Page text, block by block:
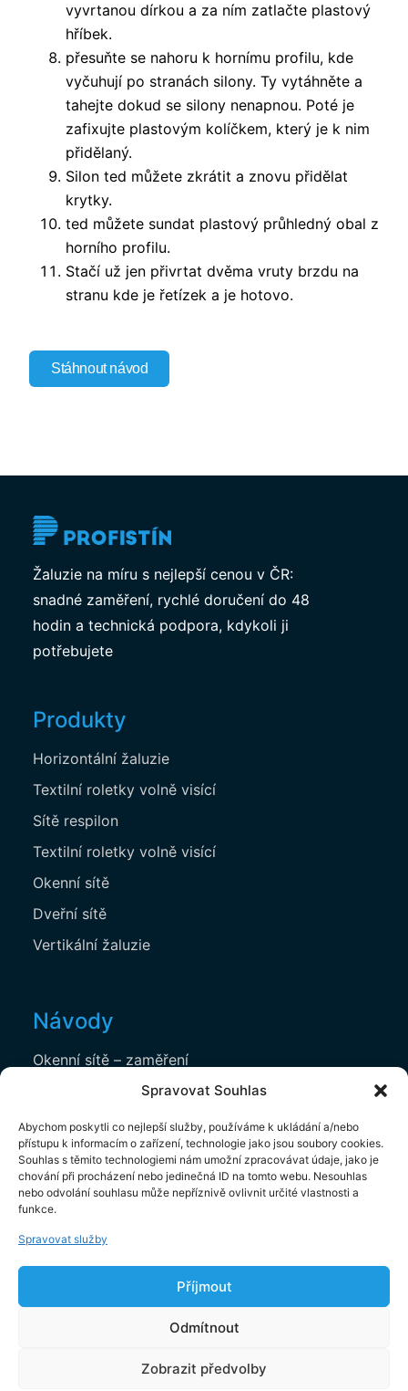
Spravovat Souhlas
Abychom poskytli co nejlepší služby, používáme k ukládání a/nebo
přístupu k informacím o zařízení, technologie jako jsou soubory cookies.
Souhlas s těmito technologiemi nám umožní zpracovávat údaje, jako je
chování při procházení nebo jedinečná ID na tomto webu. Nesouhlas
nebo odvolání souhlasu může nepříznivě ovlivnit určité vlastnosti a
funkce.
Spravovat služby
Příjmout
Odmítnout
Zobrazit předvolby
2
vyvrtanou dírkou a za ním zatlačte plastový
hříbek.
přesuňte se nahoru k hornímu profilu, kde
vyčuhují po stranách silony. Ty vytáhněte a
tahejte dokud se silony nenapnou. Poté je
zafixujte plastovým kolíčkem, který je k nim
přidělaný.
Silon ted můžete zkrátit a znovu přidělat
krytky.
ted můžete sundat plastový průhledný obal z
horního profilu.
Stačí už jen přivrtat dvěma vruty brzdu na
stranu kde je řetízek a je hotovo.
Stáhnout návod
Žaluzie na míru s nejlepší cenou v ČR:
snadné zaměření, rychlé doručení do 48
hodin a technická podpora, kdykoli ji
potřebujete
Produkty
Horizontální žaluzie
Textilní roletky volně visící
Sítě respilon
Textilní roletky volně visící
Okenní sítě
Dveřní sítě
Vertikální žaluzie
Návody
Okenní sítě – zaměření
Okenní sítě – montáž
Horizontální žaluzie – zaměření
Horizontální žaluzie – montáž
Dokumenty
Ochrana osobních údajů
Copyright © 2025. Profistín.cz. Všechna Práva